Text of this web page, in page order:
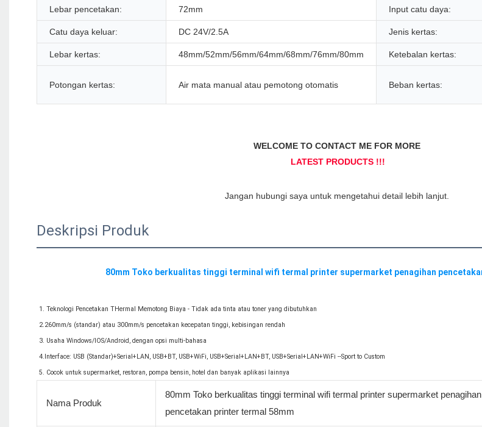
Lebar pencetakan: 72mm Input catu daya:
Catu daya keluar: DC 24V/2.5A Jenis kertas:
Lebar kertas: 48mm/52mm/56mm/64mm/68mm/76mm/80mm Ketebalan kertas:
Potongan kertas: Air mata manual atau pemotong otomatis Beban kertas:
Deskripsi Produk
1. Teknologi Pencetakan THermal Memotong Biaya - Tidak ada tinta atau toner yang dibutuhkan
2.260mm/s (standar) atau 300mm/s pencetakan kecepatan tinggi, kebisingan rendah
3. Usaha Windows/IOS/Android, dengan opsi multi-bahasa
4.Interface: USB (Standar)+Serial+LAN, USB+BT, USB+WiFi, USB+Serial+LAN+BT, USB+Serial+LAN+WiFi --Sport to Custom
Nama Produk
80mm Toko berkualitas tinggi terminal wifi termal printer supermarket penagihan
pencetakan printer termal 58mm